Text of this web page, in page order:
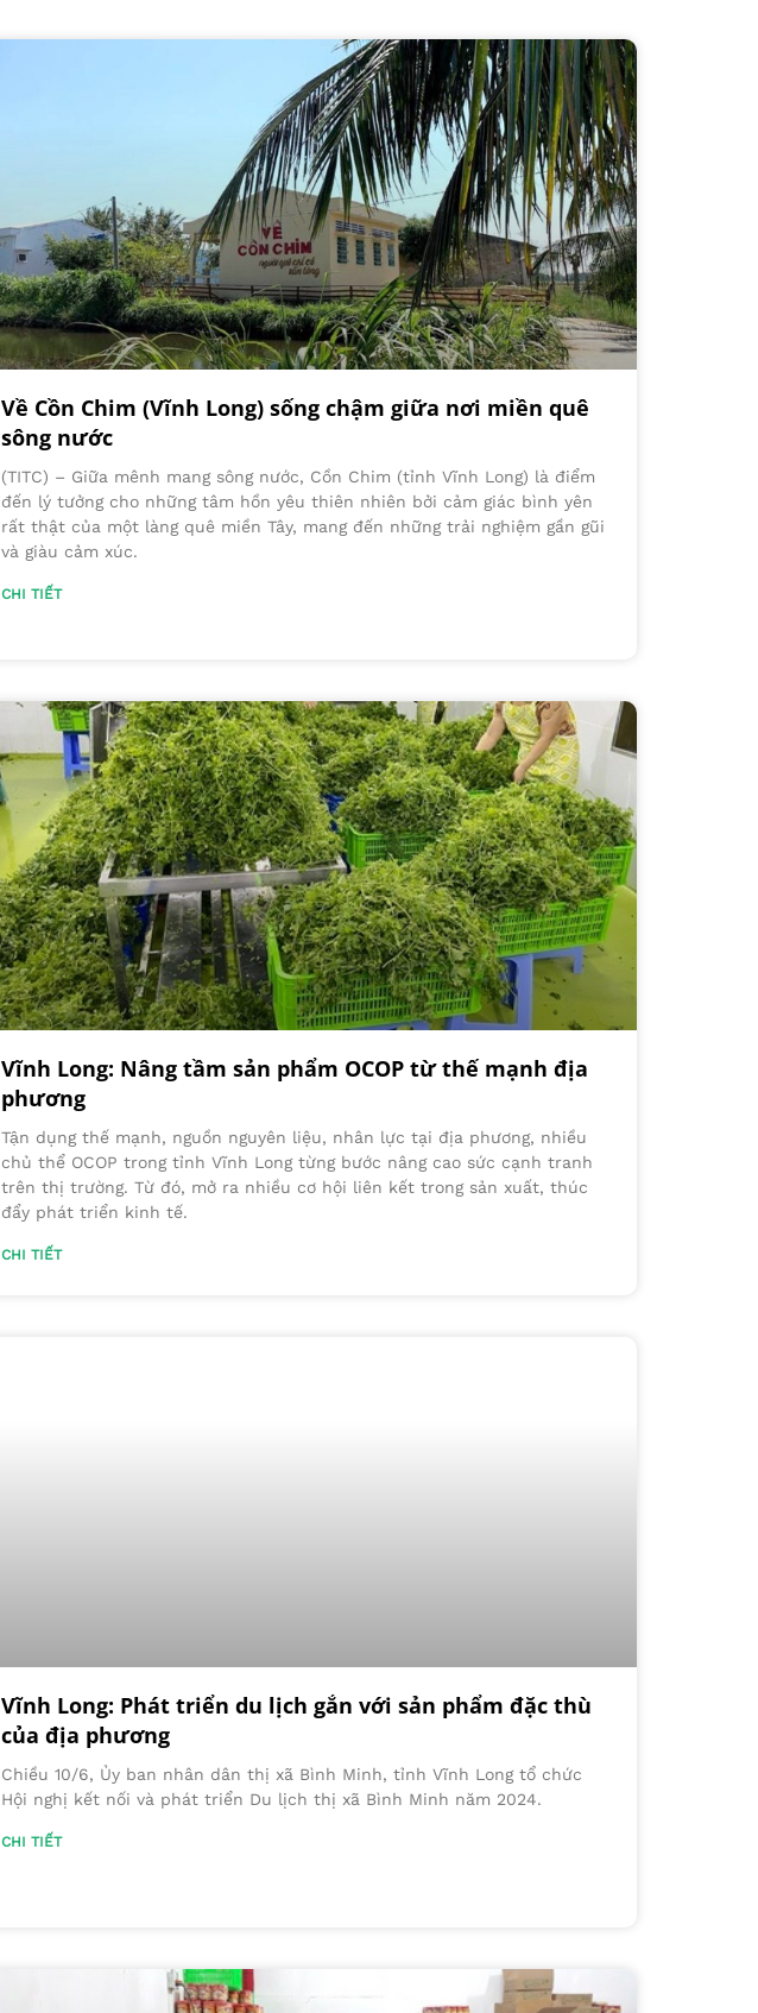
Về Cồn Chim (Vĩnh Long) sống chậm giữa nơi miền quê
sông nước
(TITC) – Giữa mênh mang sông nước, Cồn Chim (tỉnh Vĩnh Long) là điểm
đến lý tưởng cho những tâm hồn yêu thiên nhiên bởi cảm giác bình yên
rất thật của một làng quê miền Tây, mang đến những trải nghiệm gần gũi
và giàu cảm xúc.
CHI TIẾT
Vĩnh Long: Nâng tầm sản phẩm OCOP từ thế mạnh địa
phương
Tận dụng thế mạnh, nguồn nguyên liệu, nhân lực tại địa phương, nhiều
chủ thể OCOP trong tỉnh Vĩnh Long từng bước nâng cao sức cạnh tranh
trên thị trường. Từ đó, mở ra nhiều cơ hội liên kết trong sản xuất, thúc
đẩy phát triển kinh tế.
CHI TIẾT
Vĩnh Long: Phát triển du lịch gắn với sản phẩm đặc thù
của địa phương
Chiều 10/6, Ủy ban nhân dân thị xã Bình Minh, tỉnh Vĩnh Long tổ chức
Hội nghị kết nối và phát triển Du lịch thị xã Bình Minh năm 2024.
CHI TIẾT